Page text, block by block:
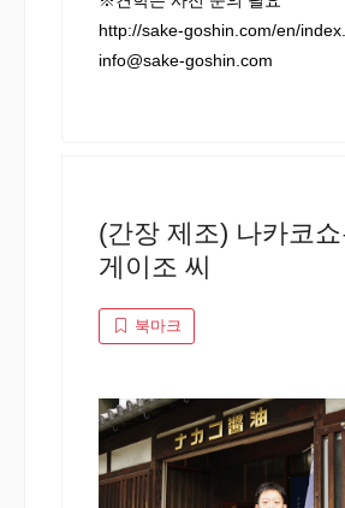
http://sake-goshin.com/en/
info@sake-goshin.com
(간장 제조) 나카코
게이조 씨
북마크